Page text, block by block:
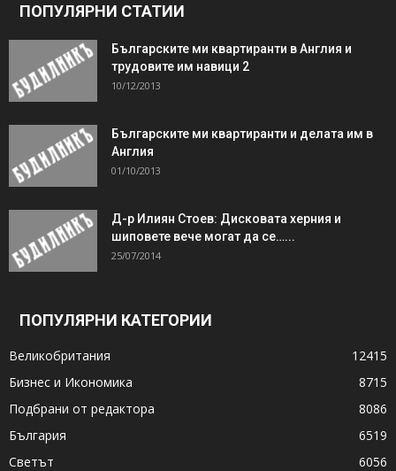
ПОПУЛЯРНИ СТАТИИ
Българските ми квартиранти в Англия и
трудовите им навици 2
10/12/2013
Българските ми квартиранти и делата им в
Англия
01/10/2013
Д-р Илиян Стоев: Дисковата херния и
шиповете вече могат да се…...
25/07/2014
ПОПУЛЯРНИ КАТЕГОРИИ
Великобритания
12415
Бизнес и Икономика
8715
Подбрани от редактора
8086
България
6519
Светът
6056